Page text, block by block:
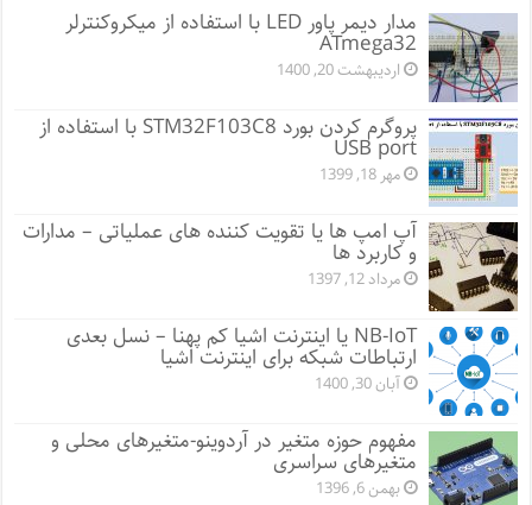
مدار دیمر پاور LED با استفاده از میکروکنترلر
ATmega32
اردیبهشت 20, 1400
پروگرم کردن بورد STM32F103C8 با استفاده از
USB port
مهر 18, 1399
آپ امپ ها یا تقویت کننده های عملیاتی – مدارات
و کاربرد ها
مرداد 12, 1397
NB-IoT یا اینترنت اشیا کم پهنا – نسل بعدی
ارتباطات شبکه برای اینترنت اشیا
آبان 30, 1400
مفهوم حوزه متغیر در آردوینو-متغیرهای محلی و
متغیرهای سراسری
بهمن 6, 1396